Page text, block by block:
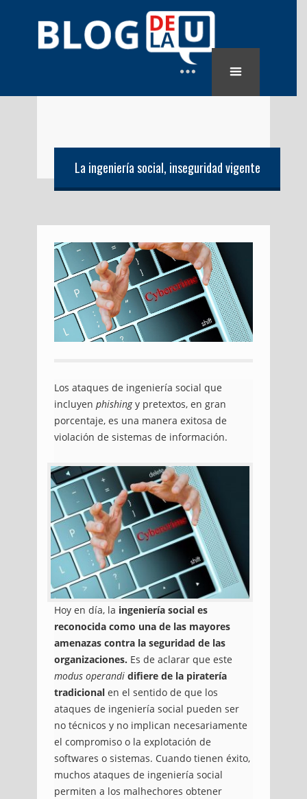
La ingeniería social, inseguridad vigente
Los ataques de ingeniería social que
incluyen phishingy pretextos, en gran
porcentaje, es una manera exitosa de
violación de sistemas de información.
Hoy en día, la ingeniería social es
reconocida como una de las mayores
amenazas contra la seguridad de las
organizaciones. Es de aclarar que este
modus operandi difiere de la piratería
tradicional en el sentido de que los
ataques de ingeniería social pueden ser
no técnicos y no implican necesariamente
el compromiso o la explotación de
softwares o sistemas. Cuando tienen éxito,
muchos ataques de ingeniería social
permiten a los malhechores obtener